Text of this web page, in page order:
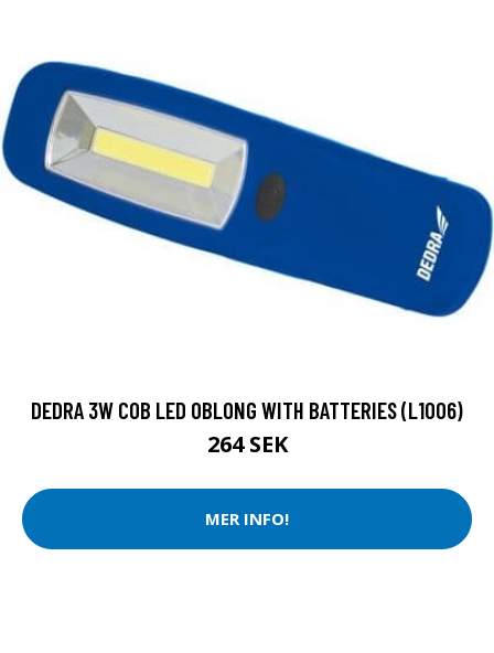
DEDRA 3W COB LED OBLONG WITH BATTERIES (L1006)
264 SEK
MER INFO!